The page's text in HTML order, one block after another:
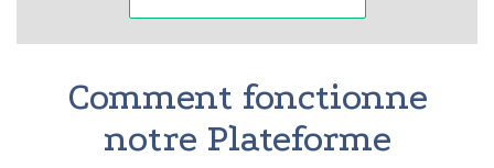
Comment fonctionne
notre Plateforme